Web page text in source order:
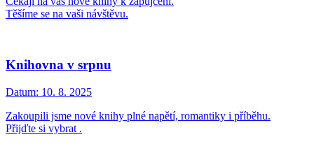
Těšíme se na vaši návštěvu.
Knihovna v srpnu
Datum: 10. 8. 2025
Zakoupili jsme nové knihy plné napětí, romantiky i příběhu.
Přijďte si vybrat .